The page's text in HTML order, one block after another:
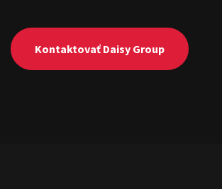
Kontaktovať Daisy Group